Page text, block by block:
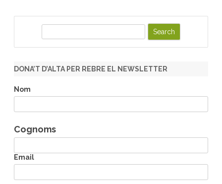
r
h
DONA’T D’ALTA PER REBRE EL NEWSLETTER
Nom
Cognoms
Email